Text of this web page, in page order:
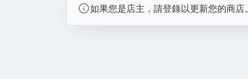
如果您是店主，請登錄以更新您的商店。